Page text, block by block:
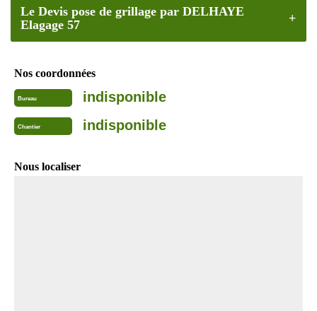
Le Devis pose de grillage par DELHAYE
Elagage 57
Nos coordonnées
Bureau indisponible
Chantier indisponible
Nous localiser